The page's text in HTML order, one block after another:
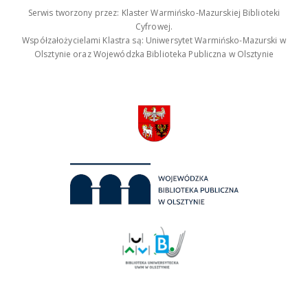
Serwis tworzony przez: Klaster Warmińsko-Mazurskiej Biblioteki
Cyfrowej.
Współzałożycielami Klastra są: Uniwersytet Warmińsko-Mazurski w
Olsztynie oraz Wojewódzka Biblioteka Publiczna w Olsztynie